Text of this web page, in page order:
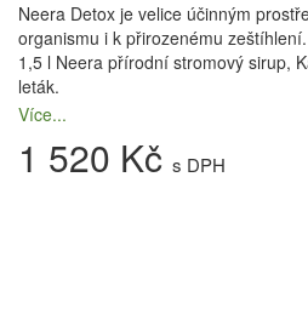
Neera Detox je velice účinným
organismu i k přirozenému
1,5 l Neera přírodní stromový sirup,
leták.
Více...
1 520 Kč s DPH